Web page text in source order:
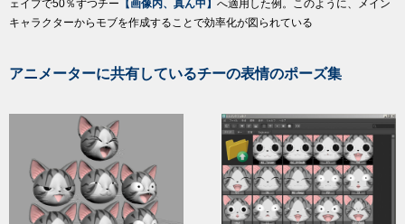
ェイプで50％ずつチー 【画像内、真ん中】 へ適用した例。このように、メイン
キャラクターからモブを作成することで効率化が図られている
アニメーターに共有しているチーの表情のポーズ集